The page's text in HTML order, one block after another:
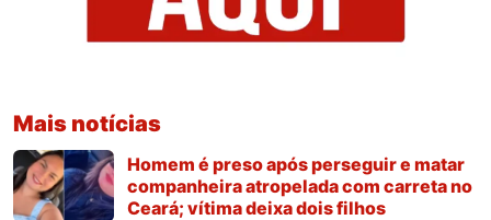
Mais notícias
Homem é preso após perseguir e matar
companheira atropelada com carreta no
Ceará; vítima deixa dois filhos